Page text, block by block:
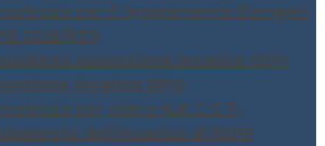
per il regolamento Europeo
2016/679
assunzione incarico ODV
incarico DPO
per piano H.A.C.C.P.
dell’incarico di RSPP